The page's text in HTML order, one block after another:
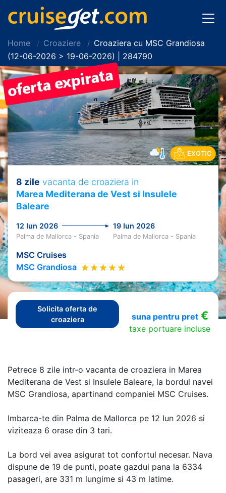
Home Croaziere
Croaziera cu MSC Grandiosa
(12-06-2026 > 19-06-2026) | 284790
EXOTIC
8 zile vacanta de croaziera in
Marea Mediterana de Vest si Insulele
Baleare
12 Iun 2026 19 Iun 2026
Palma de Mallorca - Spania Palma de Mallorca - Spania
MSC Cruises
MSC Grandiosa
Solicita oferta de
croaziera
suna pentru pret€
taxe portuare incluse
Petrece 8 zile intr-o vacanta de croaziera in Marea
Mediterana de Vest si Insulele Baleare, la bordul navei
MSC Grandiosa, apartinand companiei MSC Cruises.
Imbarca-te din Palma de Mallorca pe 12 Iun 2026 si
viziteaza 6 orase din 3 tari.
La bord vei avea asigurat tot confortul necesar. Nava
dispune de 19 de punti, poate gazdui pana la 6334
pasageri, are 331 m lungime si 43 m latime.